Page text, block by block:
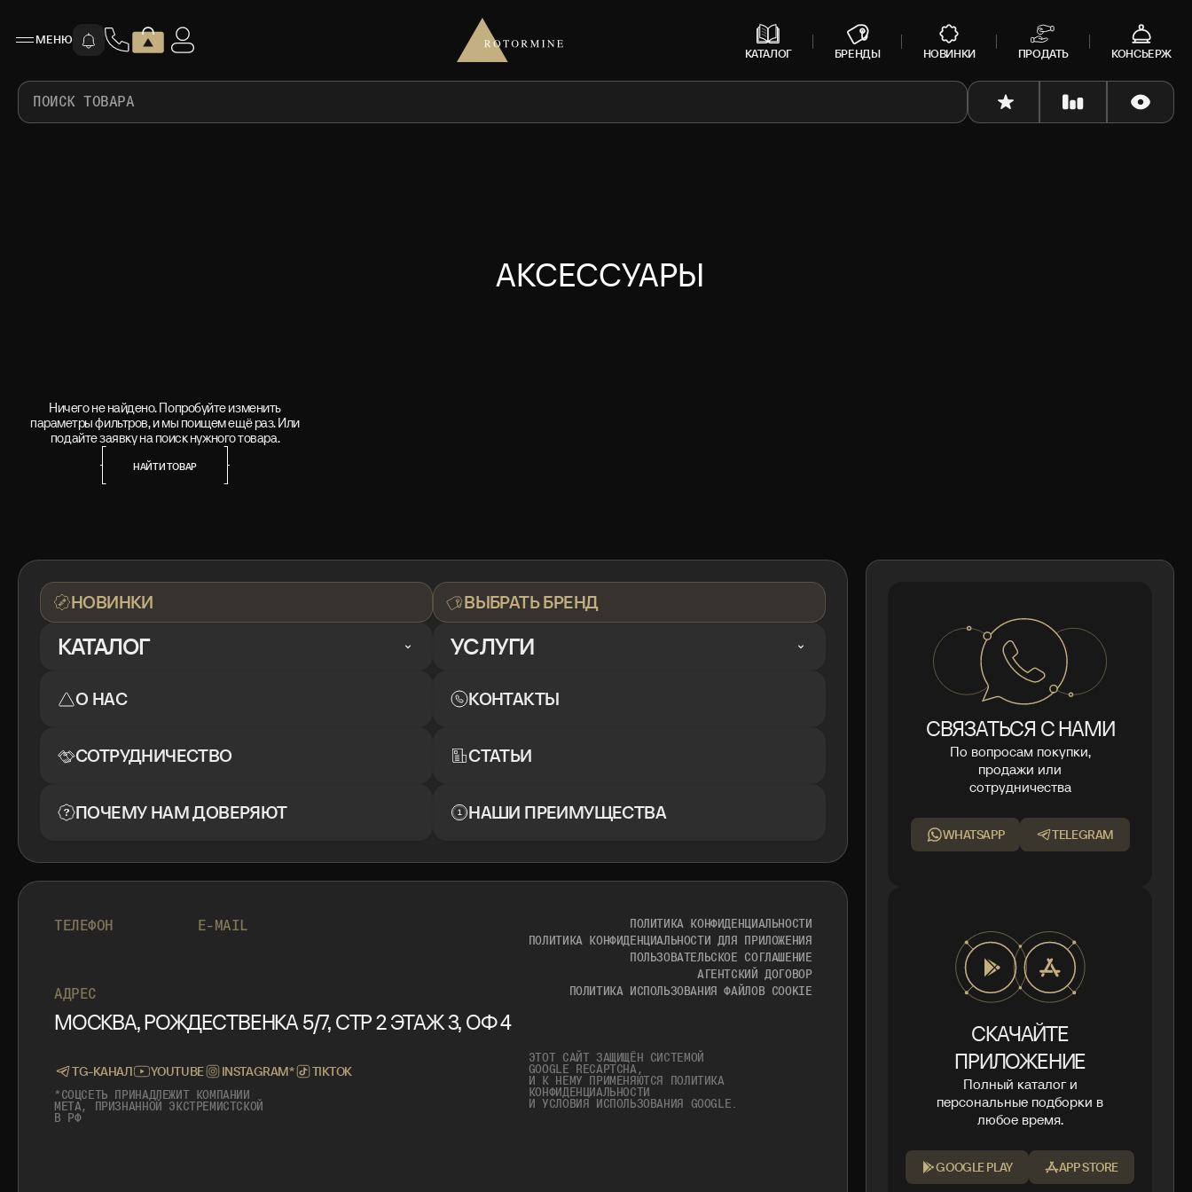
МЕНЮ
КАТАЛОГ
БРЕНДЫ НОВИНКИ ПРОДАТЬ КОНСЬЕРЖ
ПОИСК ТОВАРА
АКСЕССУАРЫ
Ничего не найдено. Попробуйте изменить
параметры фильтров, и мы поищем ещё раз. Или
подайте заявку на поиск нужного товара.
НАЙТИ ТОВАР
НОВИНКИ
КАТАЛОГ
О НАС
СОТРУДНИЧЕСТВО
ПОЧЕМУ НАМ ДОВЕРЯЮТ
ВЫБРАТЬ БРЕНД
УСЛУГИ
КОНТАКТЫ
СТАТЬИ
НАШИ ПРЕИМУЩЕСТВА
СВЯЗАТЬСЯ С НАМИ
По вопросам покупки,
продажи или
сотрудничества
WHATSAPP TELEGRAM
СКАЧАЙТЕ
ПРИЛОЖЕНИЕ
Полный каталог и
персональные подборки в
любое время.
GOOGLE PLAY APP STORE
ТЕЛЕФОН E-MAIL
АДРЕС
МОСКВА, РОЖДЕСТВЕНКА 5/7, СТР 2 ЭТАЖ 3, ОФ 4
TG-КАНАЛ YOUTUBE INSTAGRAM* TIKTOK
*СОЦСЕТЬ ПРИНАДЛЕЖИТ КОМПАНИИ
META, ПРИЗНАННОЙ ЭКСТРЕМИСТСКОЙ
В РФ
ПОЛИТИКА КОНФИДЕНЦИАЛЬНОСТИ
ПОЛИТИКА КОНФИДЕНЦИАЛЬНОСТИ ДЛЯ ПРИЛОЖЕНИЯ
ПОЛЬЗОВАТЕЛЬСКОЕ СОГЛАШЕНИЕ
АГЕНТСКИЙ ДОГОВОР
ПОЛИТИКА ИСПОЛЬЗОВАНИЯ ФАЙЛОВ COOKIE
ЭТОТ САЙТ ЗАЩИЩЁН СИСТЕМОЙ
GOOGLE RECAPTCHA,
И К НЕМУ ПРИМЕНЯЮТСЯ
ПОЛИТИКА
КОНФИДЕНЦИАЛЬНОСТИ
И
УСЛОВИЯ ИСПОЛЬЗОВАНИЯ GOOGLE.